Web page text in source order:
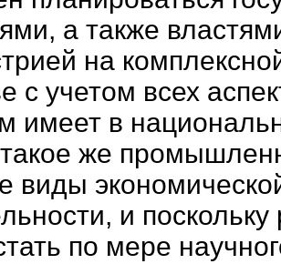
а также
на
с учетом всех
имеет в
же
виды
и
по мере